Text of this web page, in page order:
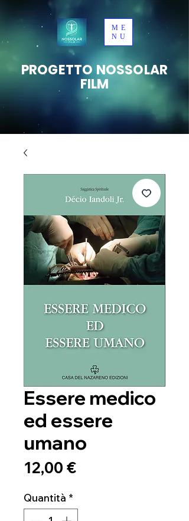
ME
NU
PROGETTO NOSSOLAR
FILM
Essere medico
ed essere
umano
12,00 €Prezzo
Quantità *